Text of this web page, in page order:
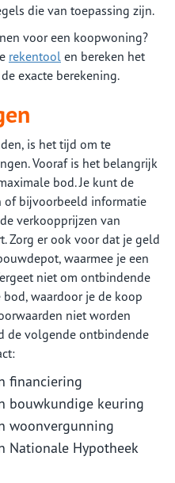
die van toepassing zijn.
voor een koopwoning?
rekentool en bereken het
exacte berekening.
is het tijd om te
Vooraf is het belangrijk
bod. Je kunt de
of bijvoorbeeld informatie
verkoopprijzen van
Zorg er ook voor dat je geld
waarmee je een
niet om ontbindende
waardoor je de koop
niet worden
de volgende ontbindende
financiering
bouwkundige keuring
woonvergunning
Nationale Hypotheek